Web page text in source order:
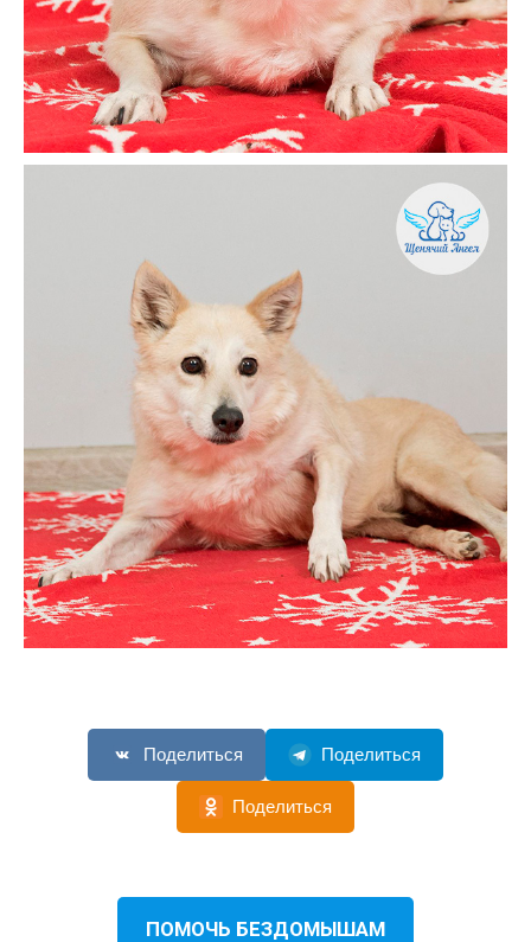
Поделиться Поделиться
Поделиться
ПОМОЧЬ БЕЗДОМЫШАМ